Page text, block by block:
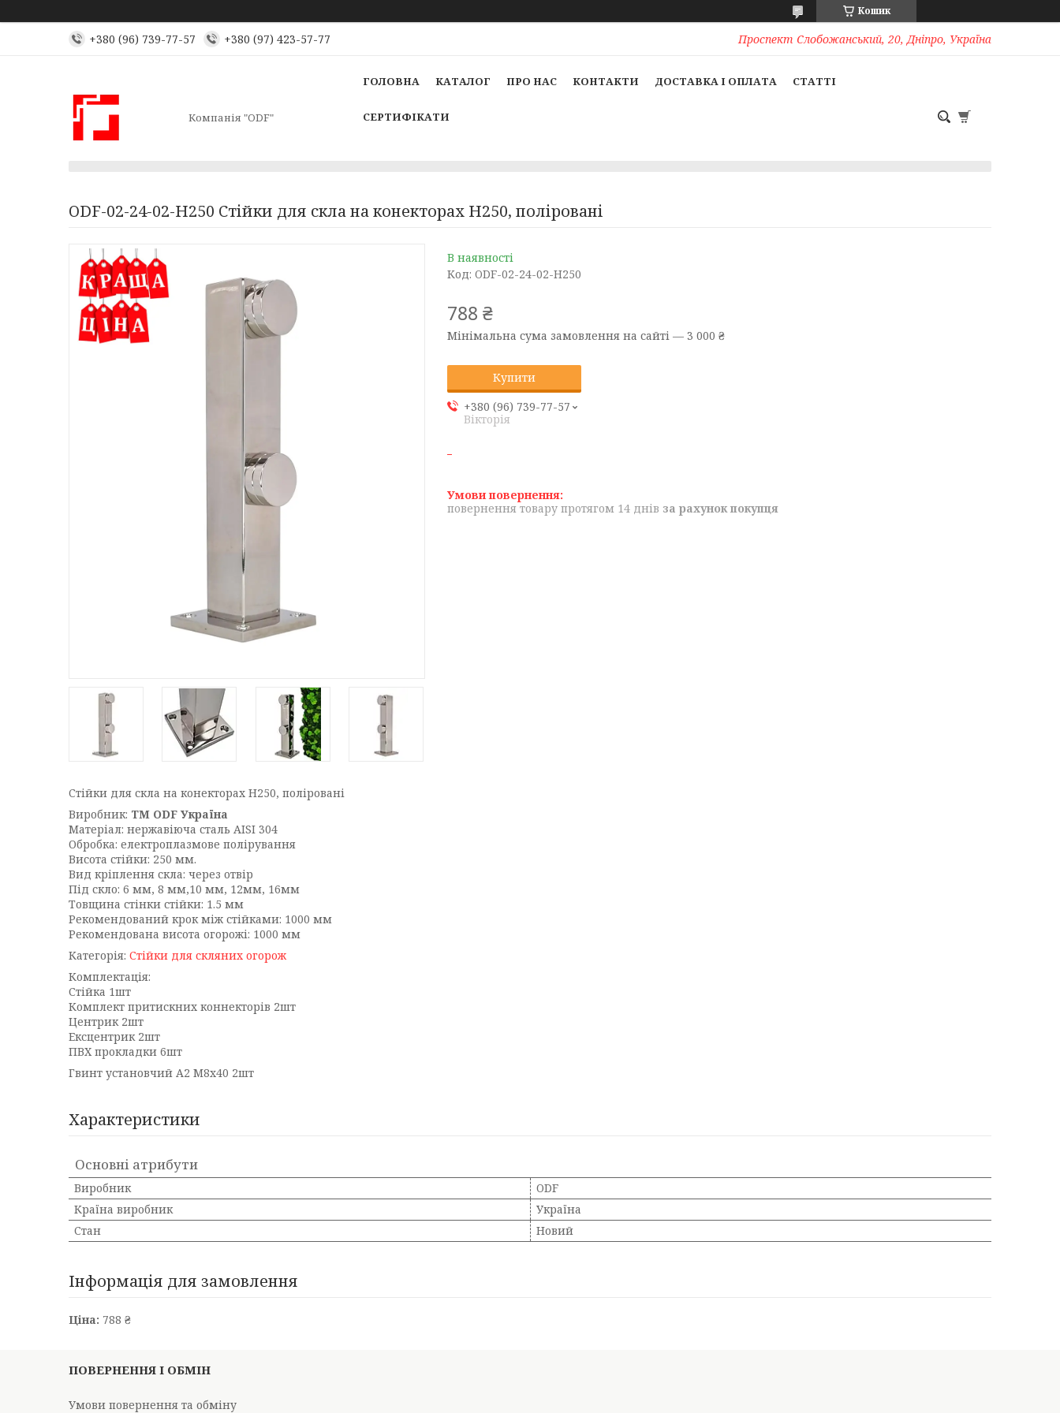
Кошик
+380 (96) 739-77-57 +380 (97) 423-57-77 Проспект Слобожанський, 20, Дніпро, Україна
Компанія "ODF"
ГОЛОВНА КАТАЛОГ ПРО НАС КОНТАКТИ ДОСТАВКА І ОПЛАТА СТАТТІ
СЕРТИФІКАТИ
ODF-02-24-02-H250 Cтійки для скла на конекторах Н250, поліровані
В наявності
Код: ODF-02-24-02-H250
788 ₴
Мінімальна сума замовлення на сайті — 3 000 ₴
Купити
+380 (96) 739-77-57
Вікторія
повернення товару протягом 14 днів за рахунок покупця
Cтійки для скла на конекторах Н250, поліровані
Виробник: ТМ ODF Україна
Матеріал: нержавіюча сталь AISI 304
Обробка: електроплазмове полірування
Висота стійки: 250 мм.
Вид кріплення скла: через отвір
Під скло: 6 мм, 8 мм,10 мм, 12мм, 16мм
Товщина стінки стійки: 1.5 мм
Рекомендований крок між стійками: 1000 мм
Рекомендована висота огорожі: 1000 мм
Категорія: Стійки для скляних огорож
Комплектація:
Стійка 1шт
Комплект притискних коннекторів 2шт
Центрик 2шт
Ексцентрик 2шт
ПВХ прокладки 6шт
Гвинт установчий А2 М8х40 2шт
Характеристики
Основні атрибути
Виробник
ODF
Країна виробник
Україна
Стан
Новий
Інформація для замовлення
Ціна: 788 ₴
ПОВЕРНЕННЯ І ОБМІН
Умови повернення та обміну